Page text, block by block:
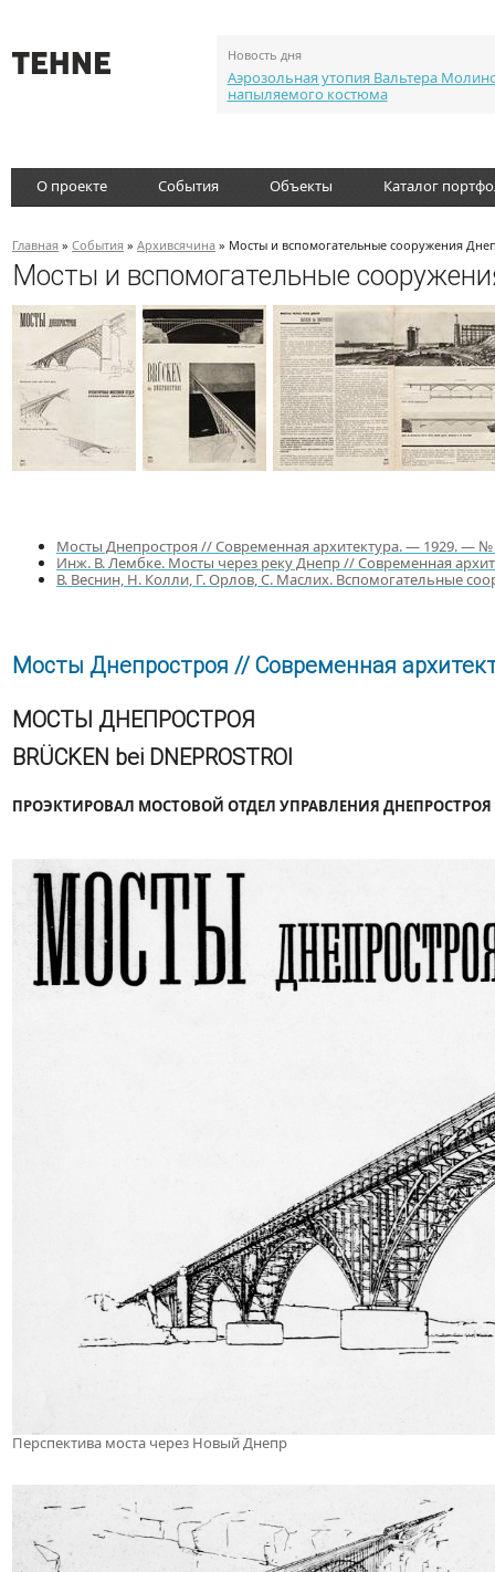
Новость дня
Аэрозольная утопия Вальтера
напыляемого костюма
О проекте События Объекты Каталог
Главная » События » Архивсячина » Мосты и вспомогательные сооружения
Мосты и вспомогательные
Мосты Днепростроя // Современная архитектура. — 1929. — №
Инж. В. Лембке. Мосты через реку Днепр // Современная
В. Веснин, Н. Колли, Г. Орлов, С. Маслих. Вспомогательные
Мосты Днепростроя // Современная
МОСТЫ ДНЕПРОСТРОЯ
BRÜCKEN bei DNEPROSTROI
ПРОЭКТИРОВАЛ МОСТОВОЙ ОТДЕЛ УПРАВЛЕНИЯ ДНЕПРОСТРОЯ
Перспектива моста через Новый Днепр